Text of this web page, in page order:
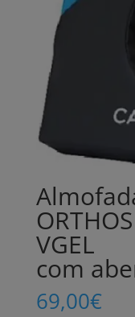
VGEL
com
69,00€